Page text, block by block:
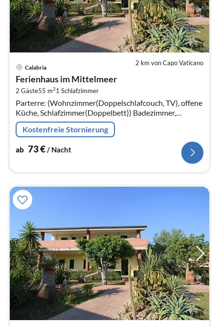
2 km von Capo Vaticano
Calabria
Ferienhaus im Mittelmeer
2 Gäste55 m21 Schlafzimmer
Parterre: (Wohnzimmer(Doppelschlafcouch, TV), offene
Küche, Schlafzimmer(Doppelbett)) Badezimmer,
Terrasse(alleinige Nutzung), Garten(Gemeinschaftliche
Nutzung mit anderen Gästen)
Kostenfreie Stornierung
ab 73€/ Nacht